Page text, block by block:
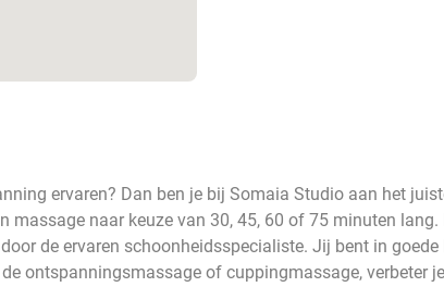
ervaren? Dan ben je bij Somaia Studio aan het
massage naar keuze van 30, 45, 60 of 75 minuten
de ervaren schoonheidsspecialiste. Jij bent in goede
ontspanningsmassage of cuppingmassage, verbeter